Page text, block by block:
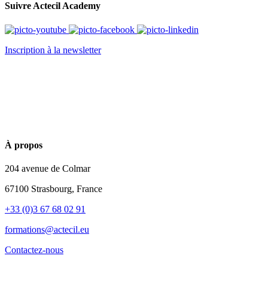
Suivre Actecil Academy
Inscription à la newsletter
À propos
204 avenue de Colmar
67100 Strasbourg, France
+33 (0)3 67 68 02 91
formations@actecil.eu
Contactez-nous